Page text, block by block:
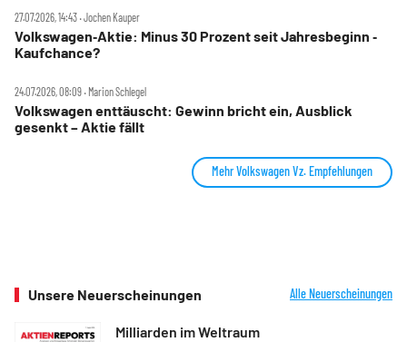
27.07.2026, 14:43 ‧ Jochen Kauper
Volkswagen‑Aktie: Minus 30 Prozent seit Jahresbeginn ‑
Kaufchance?
24.07.2026, 08:09 ‧ Marion Schlegel
Volkswagen enttäuscht: Gewinn bricht ein, Ausblick
gesenkt – Aktie fällt
Mehr Volkswagen Vz. Empfehlungen
Unsere Neuerscheinungen Alle Neuerscheinungen
Milliarden im Weltraum